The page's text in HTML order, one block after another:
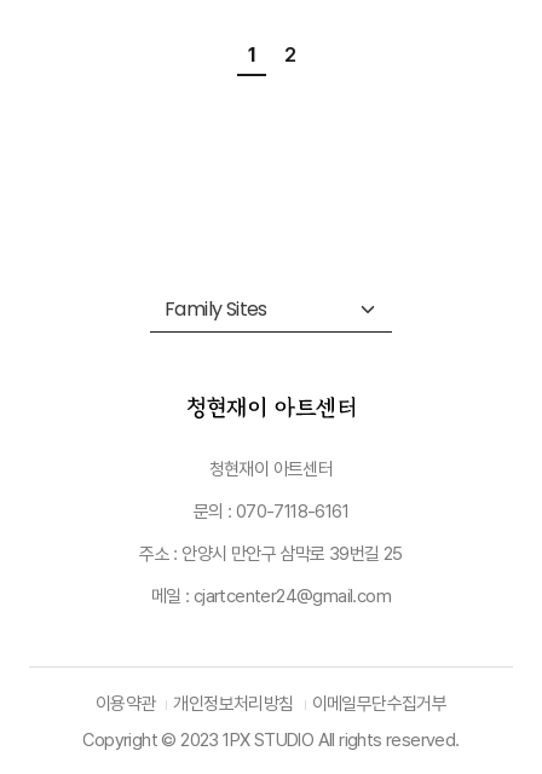
1 2
청현재이 아트센터
문의 : 070-7118-6161
주소 : 안양시 만안구 삼막로 39번길 25
메일 : cjartcenter24@gmail.com
이용약관 개인정보처리방침
이메일무단수집거부
Copyright © 2023 1PX STUDIO All rights reserved.